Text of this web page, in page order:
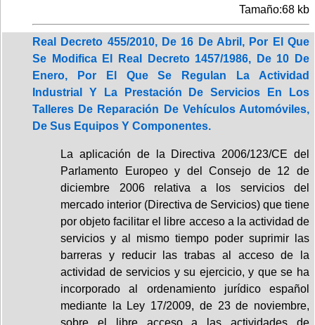
Tamaño:68 kb
Real Decreto 455/2010, De 16 De Abril, Por El Que
Se Modifica El Real Decreto 1457/1986, De 10 De
Enero, Por El Que Se Regulan La Actividad
Industrial Y La Prestación De Servicios En Los
Talleres De Reparación De Vehículos Automóviles,
De Sus Equipos Y Componentes.
La aplicación de la Directiva 2006/123/CE del
Parlamento Europeo y del Consejo de 12 de
diciembre 2006 relativa a los servicios del
mercado interior (Directiva de Servicios) que tiene
por objeto facilitar el libre acceso a la actividad de
servicios y al mismo tiempo poder suprimir las
barreras y reducir las trabas al acceso de la
actividad de servicios y su ejercicio, y que se ha
incorporado al ordenamiento jurídico español
mediante la Ley 17/2009, de 23 de noviembre,
sobre el libre acceso a las actividades de